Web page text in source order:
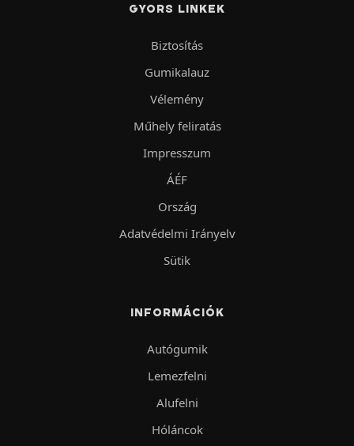
GYORS LINKEK
Biztosítás
Gumikalauz
Vélemény
Műhely feliratás
Impresszum
ÁÉF
Ország
Adatvédelmi Irányelv
Sütik
INFORMÁCIÓK
Autógumik
Lemezfelni
Alufelni
Hóláncok